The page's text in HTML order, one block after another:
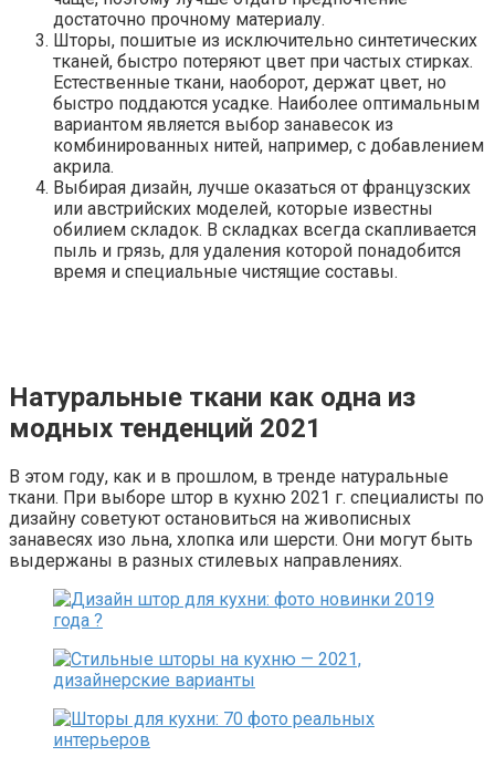
достаточно прочному материалу.
Шторы, пошитые из исключительно синтетических
тканей, быстро потеряют цвет при частых стирках.
Естественные ткани, наоборот, держат цвет, но
быстро поддаются усадке. Наиболее оптимальным
вариантом является выбор занавесок из
комбинированных нитей, например, с добавлением
акрила.
Выбирая дизайн, лучше оказаться от французских
или австрийских моделей, которые известны
обилием складок. В складках всегда скапливается
пыль и грязь, для удаления которой понадобится
время и специальные чистящие составы.
Натуральные ткани как одна из
модных тенденций 2021
В этом году, как и в прошлом, в тренде натуральные
ткани. При выборе штор в кухню 2021 г. специалисты по
дизайну советуют остановиться на живописных
занавесях изо льна, хлопка или шерсти. Они могут быть
выдержаны в разных стилевых направлениях.